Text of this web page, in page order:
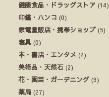
健康食品・ドラッグストア (14)
印鑑・ハンコ (0)
家電量販店・携帯ショップ (5)
寝具 (0)
本・書店・エンタメ (2)
美術品・天然石 (2)
花・園芸・ガーデニング (9)
薬局 (27)